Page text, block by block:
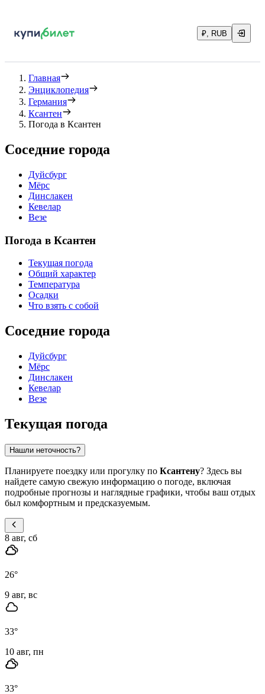
₽, RUB
Главная
Энциклопедия
Германия
Ксантен
Погода в Ксантен
Соседние города
Дуйсбург
Мёрс
Динслакен
Кевелар
Везе
Погода в Ксантен
Текущая погода
Общий характер
Температура
Осадки
Что взять с собой
Соседние города
Дуйсбург
Мёрс
Динслакен
Кевелар
Везе
Текущая погода
Нашли неточность?
Планируете поездку или прогулку по Ксантену? Здесь вы
найдете самую свежую информацию о погоде, включая
подробные прогнозы и наглядные графики, чтобы ваш отдых
был комфортным и предсказуемым.
8 авг, сб
26°
9 авг, вс
33°
10 авг, пн
33°